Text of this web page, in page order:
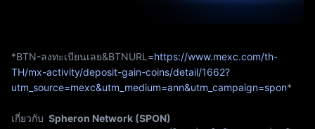
*BTN-ลงทะเบียนเลย&BTNURL=https://www.mexc.com/th-
TH/mx-activity/deposit-gain-coins/detail/1662?
utm_source=mexc&utm_medium=ann&utm_campaign=spon*
เกี่ยวกับ Spheron Network (SPON)